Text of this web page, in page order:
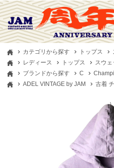
カテゴリから探す トップス
レディース
トップス スウェ
ブランドから探す
C
ADEL VINTAGE by JAM
古着